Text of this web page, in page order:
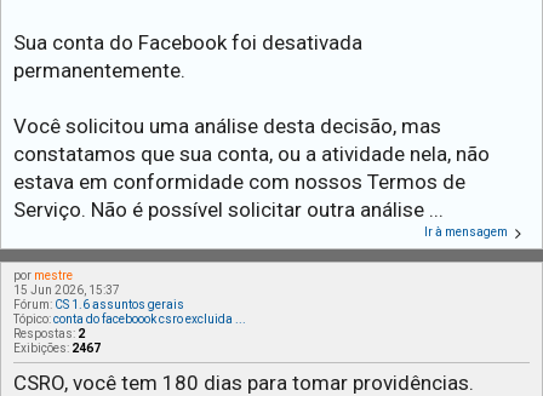
Sua conta do Facebook foi desativada
permanentemente.
Você solicitou uma análise desta decisão, mas
constatamos que sua conta, ou a atividade nela, não
estava em conformidade com nossos Termos de
Serviço. Não é possível solicitar outra análise ...
Ir à mensagem
por mestre
15 Jun 2026, 15:37
Fórum: CS 1.6 assuntos gerais
Tópico:conta do faceboook csro excluida ...
Respostas: 2
Exibições: 2467
CSRO, você tem 180 dias para tomar providências.